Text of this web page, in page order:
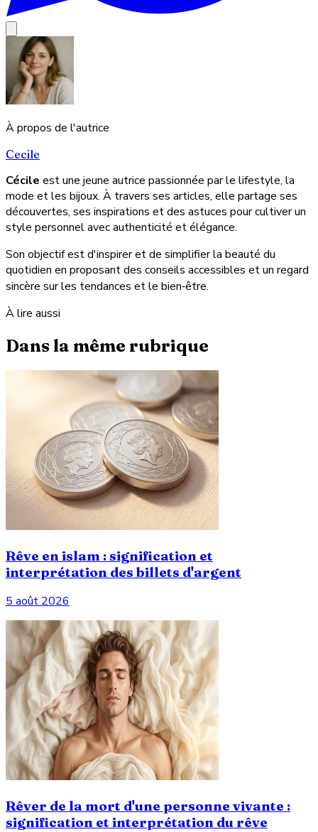
À propos de l'autrice
Cecile
Cécile est une jeune autrice passionnée par le lifestyle, la
mode et les bijoux. À travers ses articles, elle partage ses
découvertes, ses inspirations et des astuces pour cultiver un
style personnel avec authenticité et élégance.
Son objectif est d'inspirer et de simplifier la beauté du
quotidien en proposant des conseils accessibles et un regard
sincère sur les tendances et le bien‑être.
À lire aussi
Dans la même rubrique
Rêve en islam : signification et
interprétation des billets d'argent
5 août 2026
Rêver de la mort d'une personne vivante :
signification et interprétation du rêve